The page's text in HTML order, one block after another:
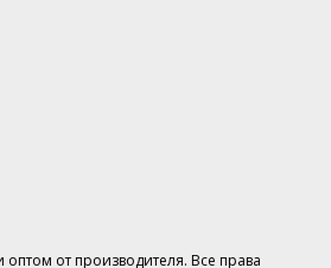
оптом от производителя. Все права